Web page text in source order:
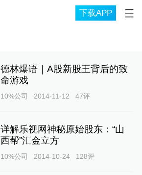
下载APP
德林爆语｜A股新股王背后的致
命游戏
10%公司 2014-11-12 47评
详解乐视网神秘原始股东：“山
西帮”汇金立方
10%公司 2014-10-24 128评